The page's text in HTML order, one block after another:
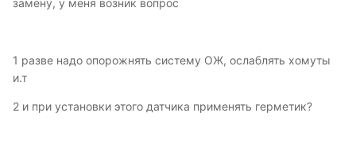
замену, у меня возник вопрос
1 разве надо опорожнять систему ОЖ, ослаблять хомуты
и.т
2 и при установки этого датчика применять герметик?